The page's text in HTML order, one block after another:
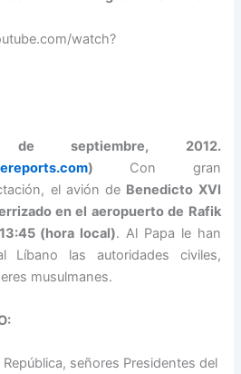
watch?
septiembre, 2012.
) Con gran
el avión de Benedicto XVI
en el aeropuerto de Rafik
(hora local). Al Papa le han
Líbano las autoridades civiles,
musulmanes.
señores Presidentes del